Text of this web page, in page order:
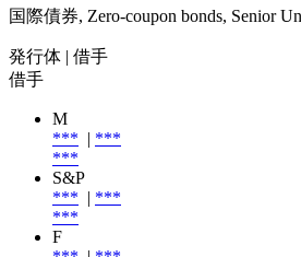
国際債券, Zero-coupon bonds, Senior
発行体 | 借手
借手
M
*** | ***
***
S&P
*** | ***
***
F